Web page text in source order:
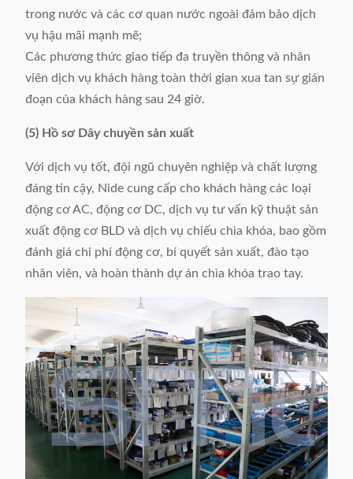
trong nước và các cơ quan nước ngoài đảm bảo dịch
vụ hậu mãi mạnh mẽ;
Các phương thức giao tiếp đa truyền thông và nhân
viên dịch vụ khách hàng toàn thời gian xua tan sự gián
đoạn của khách hàng sau 24 giờ.
(5) Hồ sơ Dây chuyền sản xuất
Với dịch vụ tốt, đội ngũ chuyên nghiệp và chất lượng
đáng tin cậy, Nide cung cấp cho khách hàng các loại
động cơ AC, động cơ DC, dịch vụ tư vấn kỹ thuật sản
xuất động cơ BLD và dịch vụ chiếu chìa khóa, bao gồm
đánh giá chi phí động cơ, bí quyết sản xuất, đào tạo
nhân viên, và hoàn thành dự án chìa khóa trao tay.